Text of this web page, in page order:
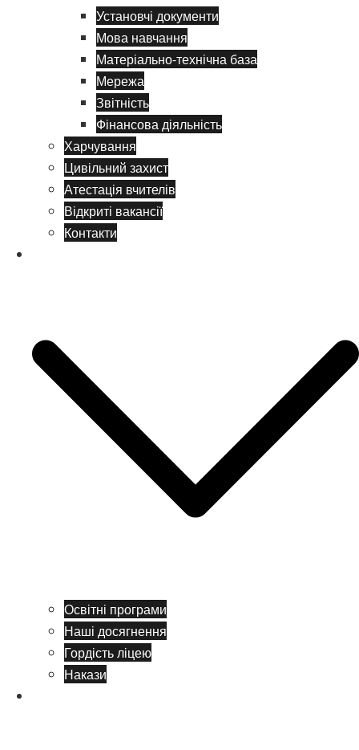
Установчі документи
Мова навчання
Матеріально-технічна база
Мережа
Звітність
Фінансова діяльність
Харчування
Цивільний захист
Атестація вчителів
Відкриті вакансії
Контакти
Освітні програми
Наші досягнення
Гордість ліцею
Накази